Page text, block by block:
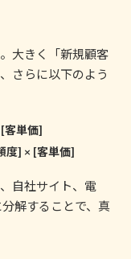
大きく「新規顧客
さらに以下のよう
客単価]
度] × [客単価]
自社サイト、電
解することで、真